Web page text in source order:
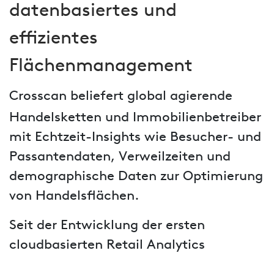
datenbasiertes und
effizientes
Flächenmanagement
Crosscan beliefert global agierende
Handelsketten und Immobilienbetreiber
mit Echtzeit-Insights wie Besucher- und
Passantendaten, Verweilzeiten und
demographische Daten zur Optimierung
von Handelsflächen.
Seit der Entwicklung der ersten
cloudbasierten Retail Analytics